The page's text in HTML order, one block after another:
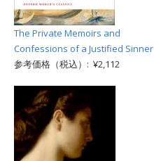
The Private Memoirs and
Confessions of a Justified Sinner
参考価格（税込）: ¥2,112